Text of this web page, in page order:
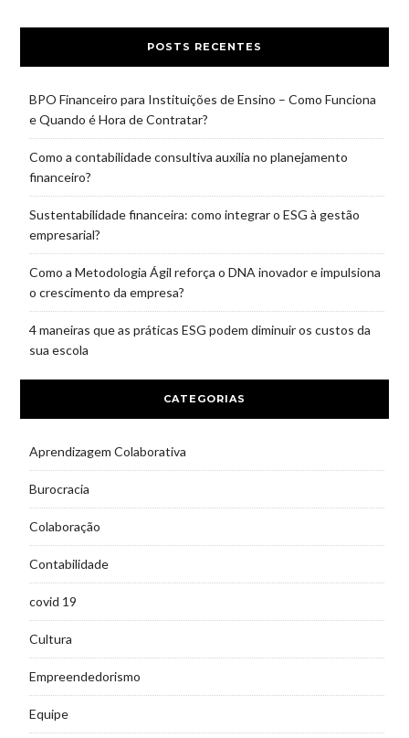
POSTS RECENTES
BPO Financeiro para Instituições de Ensino – Como Funciona
e Quando é Hora de Contratar?
Como a contabilidade consultiva auxilia no planejamento
financeiro?
Sustentabilidade financeira: como integrar o ESG à gestão
empresarial?
Como a Metodologia Ágil reforça o DNA inovador e impulsiona
o crescimento da empresa?
4 maneiras que as práticas ESG podem diminuir os custos da
sua escola
CATEGORIAS
Aprendizagem Colaborativa
Burocracia
Colaboração
Contabilidade
covid 19
Cultura
Empreendedorismo
Equipe